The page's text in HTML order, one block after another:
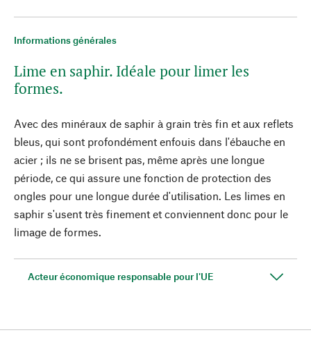
Informations générales
Lime en saphir. Idéale pour limer les
formes.
Avec des minéraux de saphir à grain très fin et aux reflets
bleus, qui sont profondément enfouis dans l'ébauche en
acier ; ils ne se brisent pas, même après une longue
période, ce qui assure une fonction de protection des
ongles pour une longue durée d'utilisation. Les limes en
saphir s'usent très finement et conviennent donc pour le
limage de formes.
Acteur économique responsable pour l'UE